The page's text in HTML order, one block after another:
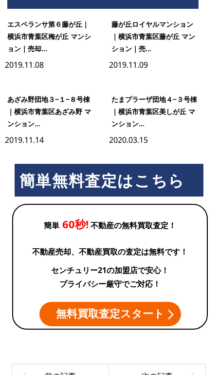
市
ヶ
尾
壱
番
館
エスペランサ第６藤が丘｜
横浜市青葉区梅が丘 マンシ
ョン｜売却...
2019.11.08
藤が丘ロイヤルマンション
｜横浜市青葉区藤が丘 マン
ション｜売...
2019.11.09
あざみ野団地３−１−８号棟
｜横浜市青葉区あざみ野 マ
ンション...
2019.11.14
たまプラーザ団地４−３号棟
｜横浜市青葉区美しが丘 マ
ンション...
2020.03.15
簡単無料査定はこちら
簡単 60秒! 不動産の無料買取査定！
不動産売却、不動産買取の査定は無料です！
センチュリー21の加盟店で安心！
プライバシー厳守でご対応！
無料買取査定スタート